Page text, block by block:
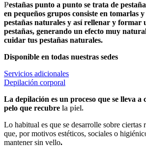
Pestañas punto a punto se trata de
en pequeños grupos consiste en tomarlas
pestañas naturales y así rellenar y formar
pestañas, generando un efecto muy
cuidar tus pestañas naturales.
Disponible en todas nuestras sedes
Servicios adicionales
Depilación corporal
La depilación es un proceso que se lleva
pelo que recubre la piel.
Lo habitual es que se desarrolle sobre ciertas
que, por motivos estéticos, sociales o
mantener sin vello.